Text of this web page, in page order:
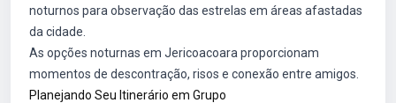
noturnos para observação das estrelas em áreas afastadas
da cidade.
As opções noturnas em Jericoacoara proporcionam
momentos de descontração, risos e conexão entre amigos.
Planejando Seu Itinerário em Grupo